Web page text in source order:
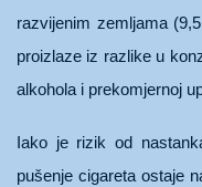
razvijenim zemljama
proizlaze iz razlike u
alkohola i prekomjernoj
Iako je rizik od
pušenje cigareta ostaje